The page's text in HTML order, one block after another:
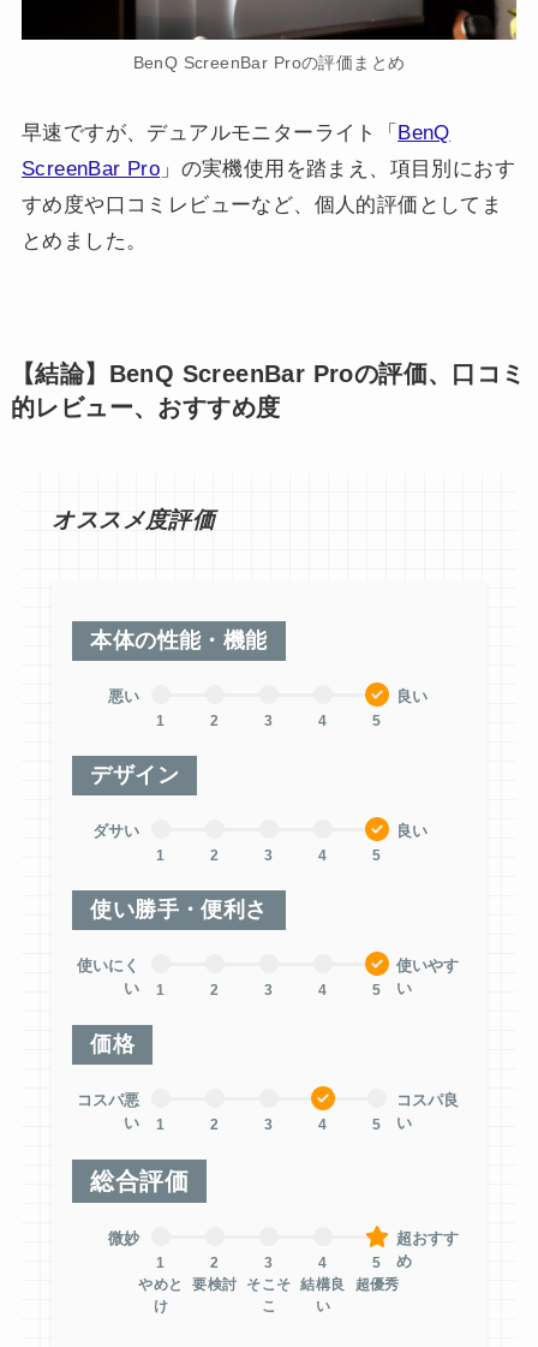
BenQ ScreenBar Proの評価まとめ
早速ですが、デュアルモニターライト「 BenQ
ScreenBar Pro 」の実機使用を踏まえ、項目別におす
すめ度や口コミレビューなど、個人的評価としてま
とめました。
【結論】BenQ ScreenBar Proの評価、口コミ
的レビュー、おすすめ度
オススメ度評価
本体の性能・機能
悪い
1 2 3 4 5
良い
デザイン
ダサい
1 2 3 4 5
良い
使い勝手・便利さ
使いにく
い
1 2 3 4 5
使いやす
い
価格
コスパ悪
い
1 2 3 4 5
コスパ良
い
総合評価
微妙
1
やめと
け
2
要検討
3
そこそ
こ
4
結構良
い
5
超優秀
超おすす
め